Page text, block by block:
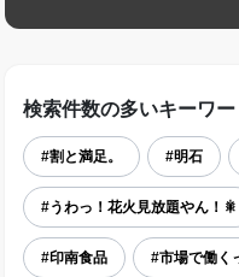
検索件数の多いキーワー
#割と満足。 #明石
#うわっ！花火見放題やん！🎇
#印南食品 #市場で働く